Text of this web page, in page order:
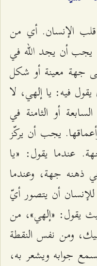
قلب الإنسان. أي من
يجب أن يجد الله في
جهة معينة أو شكل
فيه: يا إلهي، لا
أو الثامنة في
يجب أن يركّز
عندما يقول: «يا
ذهنه جهة، وعندما
للإنسان أن يتصور أيّ
يقول: «إلهي»، من
ومن نفس النقطة
جوابه ويشعر به،